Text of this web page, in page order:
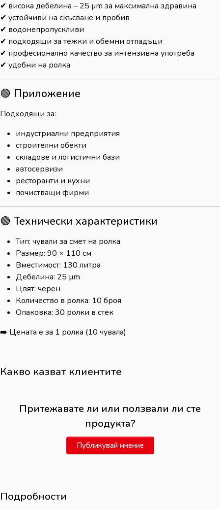
✔ висока дебелина – 25 µm за максимална здравина
✔ устойчиви на скъсване и пробив
✔ водонепропускливи
✔ подходящи за тежки и обемни отпадъци
✔ професионално качество за интензивна употреба
✔ удобни на ролка
🟢 Приложение
Подходящи за:
индустриални предприятия
строителни обекти
складове и логистични бази
автосервизи
ресторанти и кухни
почистващи фирми
🟢 Технически характеристики
Тип: чували за смет на ролка
Размер: 90 × 110 см
Вместимост: 130 литра
Дебелина: 25 µm
Цвят: черен
Количество в ролка: 10 броя
Опаковка: 30 ролки в стек
➡️ Цената е за 1 ролка (10 чувала)
Какво казват клиентите
Притежавате ли или ползвали ли сте
продукта?
Публикувай мнение
Подробности